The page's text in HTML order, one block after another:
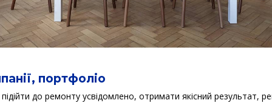
портфоліо
до ремонту усвідомлено, отримати якісний результат,